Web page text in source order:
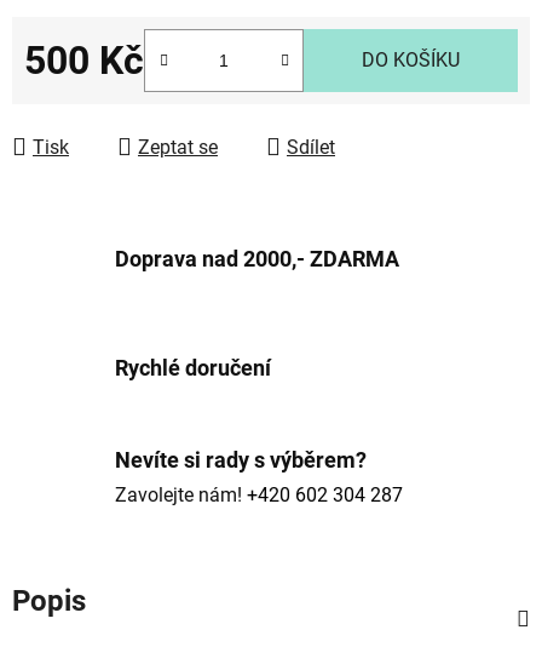
500 Kč DO KOŠÍKU
Tisk Zeptat se Sdílet
Doprava nad 2000,- ZDARMA
Rychlé doručení
Nevíte si rady s výběrem?
Zavolejte nám! +420 602 304 287
Popis